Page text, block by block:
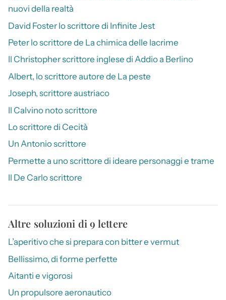
nuovi della realtà
David Foster lo scrittore di Infinite Jest
Peter lo scrittore de La chimica delle lacrime
Il Christopher scrittore inglese di Addio a Berlino
Albert, lo scrittore autore de La peste
Joseph, scrittore austriaco
Il Calvino noto scrittore
Lo scrittore di Cecità
Un Antonio scrittore
Permette a uno scrittore di ideare personaggi e trame
Il De Carlo scrittore
Altre soluzioni di 9 lettere
L’aperitivo che si prepara con bitter e vermut
Bellissimo, di forme perfette
Aitanti e vigorosi
Un propulsore aeronautico